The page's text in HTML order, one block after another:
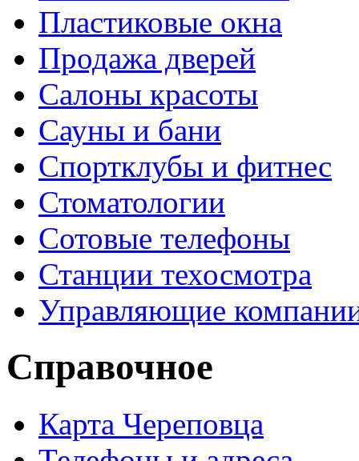
Пластиковые окна
Продажа дверей
Салоны красоты
Сауны и бани
Спортклубы и фитнес
Стоматологии
Сотовые телефоны
Станции техосмотра
Управляющие
Справочное
Карта Череповца